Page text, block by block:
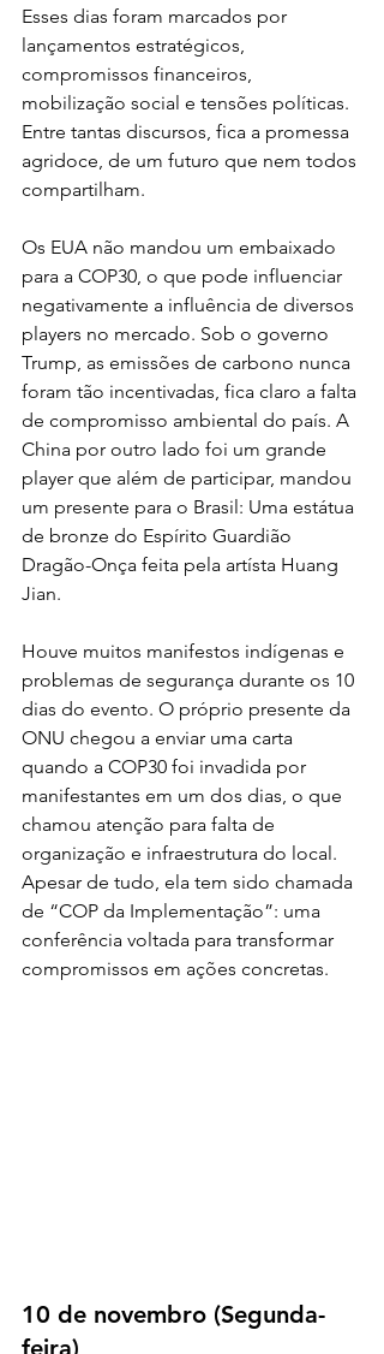
Esses dias foram marcados por
lançamentos estratégicos,
compromissos financeiros,
mobilização social e tensões políticas.
Entre tantas discursos, fica a promessa
agridoce, de um futuro que nem todos
compartilham.
Os EUA não mandou um embaixado
para a COP30, o que pode influenciar
negativamente a influência de diversos
players no mercado. Sob o governo
Trump, as emissões de carbono nunca
foram tão incentivadas, fica claro a falta
de compromisso ambiental do país. A
China por outro lado foi um grande
player que além de participar, mandou
um presente para o Brasil: Uma estátua
de bronze do Espírito Guardião
Dragão-Onça feita pela artísta Huang
Jian.
Houve muitos manifestos indígenas e
problemas de segurança durante os 10
dias do evento. O próprio presente da
ONU chegou a enviar uma carta
quando a COP30 foi invadida por
manifestantes em um dos dias, o que
chamou atenção para falta de
organização e infraestrutura do local.
Apesar de tudo, ela tem sido chamada
de “COP da Implementação”: uma
conferência voltada para transformar
compromissos em ações concretas.
10 de novembro (Segunda-
feira)